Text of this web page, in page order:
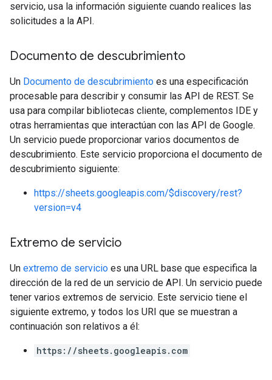
servicio, usa la información siguiente cuando realices las
solicitudes a la API.
Documento de descubrimiento
Un Documento de descubrimiento es una especificación
procesable para describir y consumir las API de REST. Se
usa para compilar bibliotecas cliente, complementos IDE y
otras herramientas que interactúan con las API de Google.
Un servicio puede proporcionar varios documentos de
descubrimiento. Este servicio proporciona el documento de
descubrimiento siguiente:
https://sheets.googleapis.com/$discovery/rest?
version=v4
Extremo de servicio
Un extremo de servicio es una URL base que especifica la
dirección de la red de un servicio de API. Un servicio puede
tener varios extremos de servicio. Este servicio tiene el
siguiente extremo, y todos los URI que se muestran a
continuación son relativos a él:
https://sheets.googleapis.com